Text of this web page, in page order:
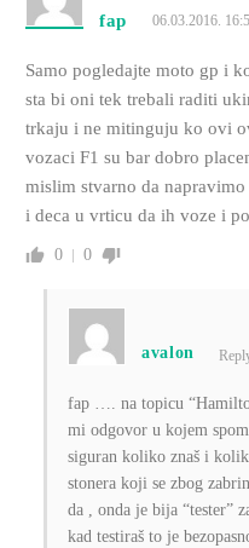
fap 06.03.2016.
Samo pogledajte moto gp i
sta bi oni tek trebali raditi
trkaju i ne mitinguju ko ovi
vozaci F1 su bar dobro
mislim stvarno da
i deca u vrticu da ih voze i
0 0
avalon
fap …. na topicu
mi odgovor u kojem
siguran koliko znaš i
stonera koji se zbog
da , onda je bija “tester”
kad testiraš to je